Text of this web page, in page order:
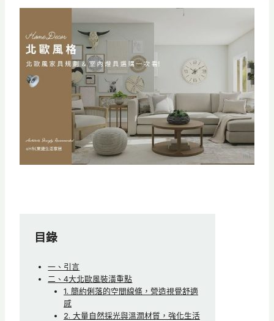
目錄
一、引言
二、4大北歐風裝潢重點
1. 簡約俐落的空間線條，營造視覺舒適
感
2. 大量自然採光與溫潤材質，強化生活